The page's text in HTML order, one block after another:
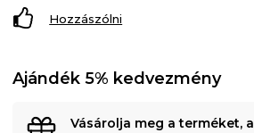
Hozzászólni
Ajándék 5% kedvezmény
Vásárolja meg a terméket,